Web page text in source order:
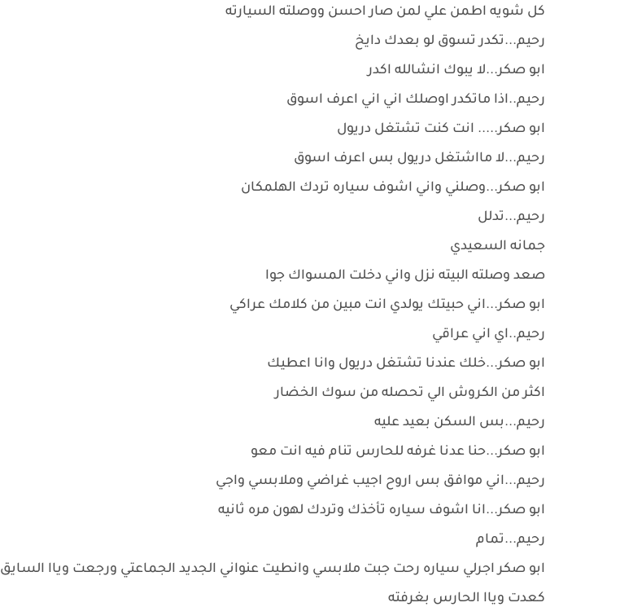
كل شويه اطمن علي لمن صار احسن ووصلته السيارته
رحيم...تكدر تسوق لو بعدك دايخ
ابو صكر...لا يبوك انشالله اكدر
رحيم..اذا ماتكدر اوصلك اني اني اعرف اسوق
ابو صكر..... انت كنت تشتغل دريول
رحيم...لا مااشتغل دريول بس اعرف اسوق
ابو صكر...وصلني واني اشوف سياره تردك الهلمكان
رحيم...تدلل
جمانه السعيدي
صعد وصلته البيته نزل واني دخلت المسواك جوا
ابو صكر...اني حبيتك يولدي انت مبين من كلامك عراكي
رحيم..اي اني عراقي
ابو صكر...خلك عندنا تشتغل دريول وانا اعطيك
اكثر من الكروش الي تحصله من سوك الخضار
رحيم...بس السكن بعيد عليه
ابو صكر...حنا عدنا غرفه للحارس تنام فيه انت معو
رحيم...اني موافق بس اروح اجيب غراضي وملابسي واجي
ابو صكر...انا اشوف سياره تأخذك وتردك لهون مره ثانيه
رحيم...تمام
ابو صكر اجرلي سياره رحت جبت ملابسي وانطيت عنواني الجديد الجماعتي ورجعت وياا السايق
كعدت وياا الحارس بغرفته